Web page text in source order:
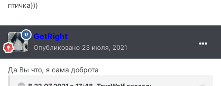
птичка)))
GetRight
Опубликовано 23 июля, 2021
Да Вы что, я сама доброта